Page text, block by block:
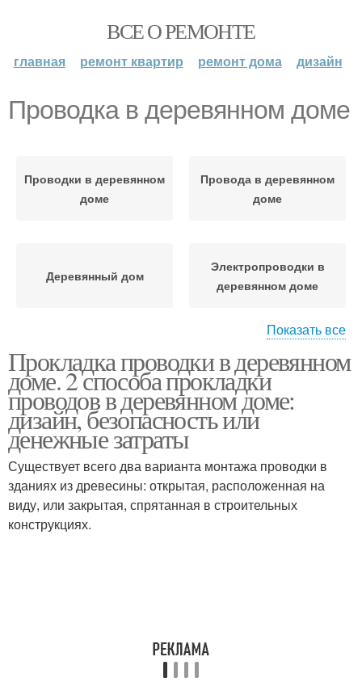
ВСЕ О РЕМОНТЕ
главная ремонт квартир ремонт дома дизайн
Проводка в деревянном доме
Проводки в деревянном
доме
Провода в деревянном
доме
Деревянный дом
Электропроводки в
деревянном доме
Дом в кабель Закрытая проводка
Электропроводка в
деревянном доме
Показать все
Прокладка проводки в деревянном
доме. 2 способа прокладки
проводов в деревянном доме:
дизайн, безопасность или
денежные затраты
Существует всего два варианта монтажа проводки в
зданиях из древесины: открытая, расположенная на
виду, или закрытая, спрятанная в строительных
конструкциях.